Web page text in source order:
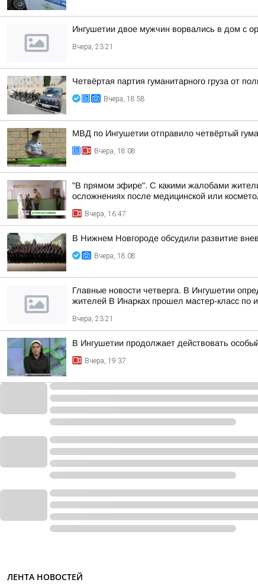
Ингушетии двое мужчин ворвались в дом с
Вчера, 23:21
Четвёртая партия гуманитарного груза от
Вчера, 18:58
МВД по Ингушетии отправило четвёртый
Вчера, 18:08
"В прямом эфире". С какими жалобами
осложнениях после медицинской или
Вчера, 16:47
В Нижнем Новгороде обсудили развитие
Вчера, 18:08
Главные новости четверга. В Ингушетии
жителей В Инарках прошел мастер-класс по
Вчера, 23:21
В Ингушетии продолжает действовать
Вчера, 19:37
ЛЕНТА НОВОСТЕЙ